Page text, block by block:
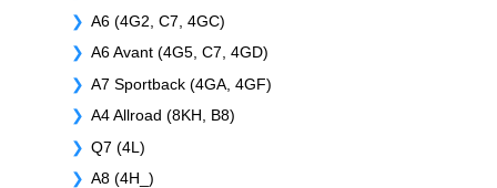
A6 (4G2, C7, 4GC)
A6 Avant (4G5, C7, 4GD)
A7 Sportback (4GA, 4GF)
A4 Allroad (8KH, B8)
Q7 (4L)
A8 (4H_)